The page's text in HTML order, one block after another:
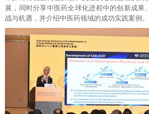
展，同时分享中医药全球化进程中的创新成果
战与机遇，并介绍中医药领域的成功实践案例。